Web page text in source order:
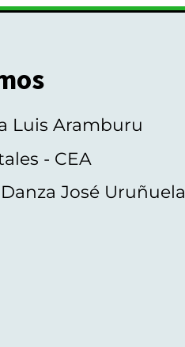
Luis Aramburu
- CEA
José Uruñuela